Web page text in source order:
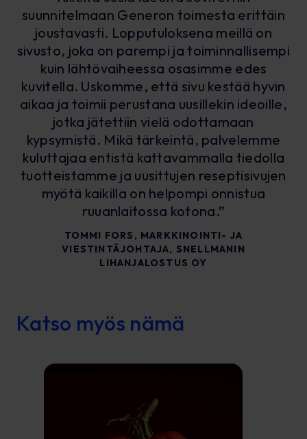
suunnitelmaan Generon toimesta erittäin
joustavasti. Lopputuloksena meillä on
sivusto, joka on parempi ja toiminnallisempi
kuin lähtövaiheessa osasimme edes
kuvitella. Uskomme, että sivu kestää hyvin
aikaa ja toimii perustana uusillekin ideoille,
jotka jätettiin vielä odottamaan
kypsymistä. Mikä tärkeintä, palvelemme
kuluttajaa entistä kattavammalla tiedolla
tuotteistamme ja uusittujen reseptisivujen
myötä kaikilla on helpompi onnistua
ruuanlaitossa kotona.”
TOMMI FORS, MARKKINOINTI- JA
VIESTINTÄJOHTAJA, SNELLMANIN
LIHANJALOSTUS OY
Katso myös nämä